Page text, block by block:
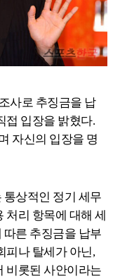
사로 추징금을 납
접 입장을 밝혔다.
자신의 입장을 명
상적인 정기 세무
처리 항목에 대해 세
른 추징금을 납부
피나 탈세가 아닌,
비롯된 사안이라는